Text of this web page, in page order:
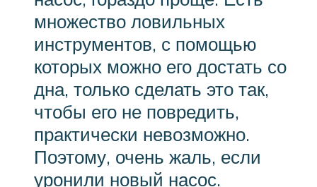
множество ловильных
инструментов, с помощью
которых можно его достать со
дна, только сделать это так,
чтобы его не повредить,
практически невозможно.
Поэтому, очень жаль, если
уронили новый насос.